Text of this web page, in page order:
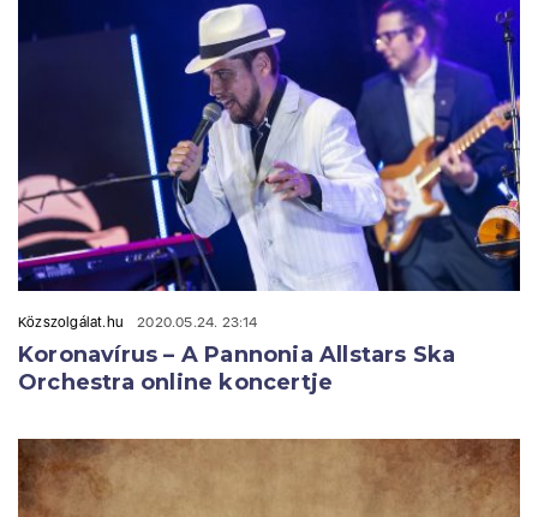
Közszolgálat.hu 2020.05.24. 23:14
Koronavírus – A Pannonia Allstars Ska
Orchestra online koncertje